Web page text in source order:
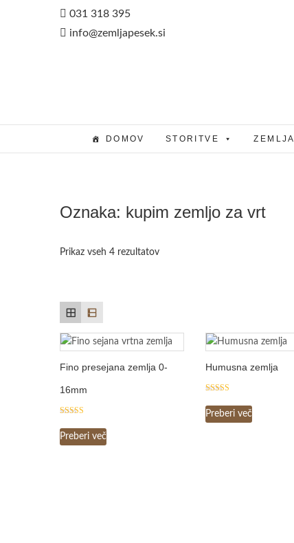
031 318 395
info@zemljapesek.si
DOMOV STORITVE ZEMLJA
Oznaka: kupim zemljo za vrt
Prikaz vseh 4 rezultatov
Fino presejana zemlja 0-
16mm
5.00
od 5
Preberi več
Humusna zemlja
5.00
od 5
Preberi več